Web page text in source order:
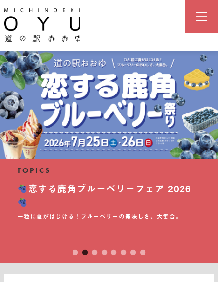
道の駅「おおゆ」（湯の駅おおゆ
TOPICS
恋する鹿角ブルーベリーフェア 2026
一粒に夏がはじける！ブルーベリーの美味しさ、大集合。